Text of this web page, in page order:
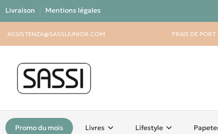
Livraison Mentions légales
ASSISTENZA@SASSIJUNIOR.COM FRAIS DE
Promo du mois Livres Lifestyle